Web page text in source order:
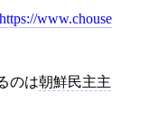
https://www.chouse
のは朝鮮民主主